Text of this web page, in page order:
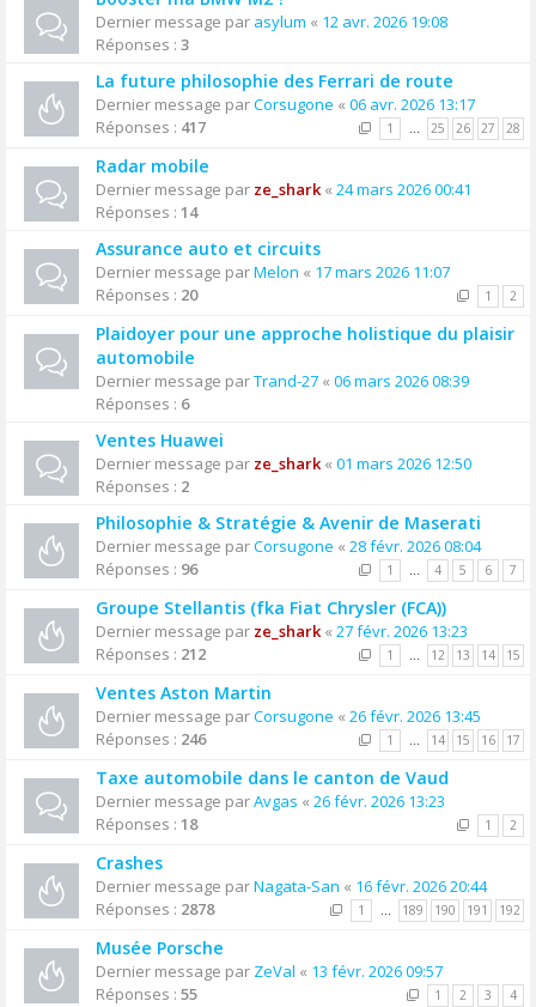
Dernier message par asylum « 12 avr. 2026 19:08
Réponses : 3
La future philosophie des Ferrari de route
Dernier message parCorsugone « 06 avr. 2026 13:17
Réponses : 417 1 … 25 26 27 28
Radar mobile
Dernier message par ze_shark« 24 mars 2026 00:41
Réponses : 14
Assurance auto et circuits
Dernier message parMelon « 17 mars 2026 11:07
Réponses : 20 1 2
Plaidoyer pour une approche holistique du plaisir
automobile
Dernier message parTrand-27 « 06 mars 2026 08:39
Réponses : 6
Ventes Huawei
Dernier message par ze_shark« 01 mars 2026 12:50
Réponses : 2
Philosophie & Stratégie & Avenir de Maserati
Dernier message parCorsugone « 28 févr. 2026 08:04
Réponses : 96 1 … 4 5 6 7
Groupe Stellantis (fka Fiat Chrysler (FCA))
Dernier message par ze_shark« 27 févr. 2026 13:23
Réponses : 212 1 … 12 13 14 15
Ventes Aston Martin
Dernier message parCorsugone « 26 févr. 2026 13:45
Réponses : 246 1 … 14 15 16 17
Taxe automobile dans le canton de Vaud
Dernier message parAvgas « 26 févr. 2026 13:23
Réponses : 18 1 2
Crashes
Dernier message parNagata-San « 16 févr. 2026 20:44
Réponses : 2878 1 … 189 190 191 192
Musée Porsche
Dernier message par ZeVal « 13 févr. 2026 09:57
Réponses : 55 1 2 3 4